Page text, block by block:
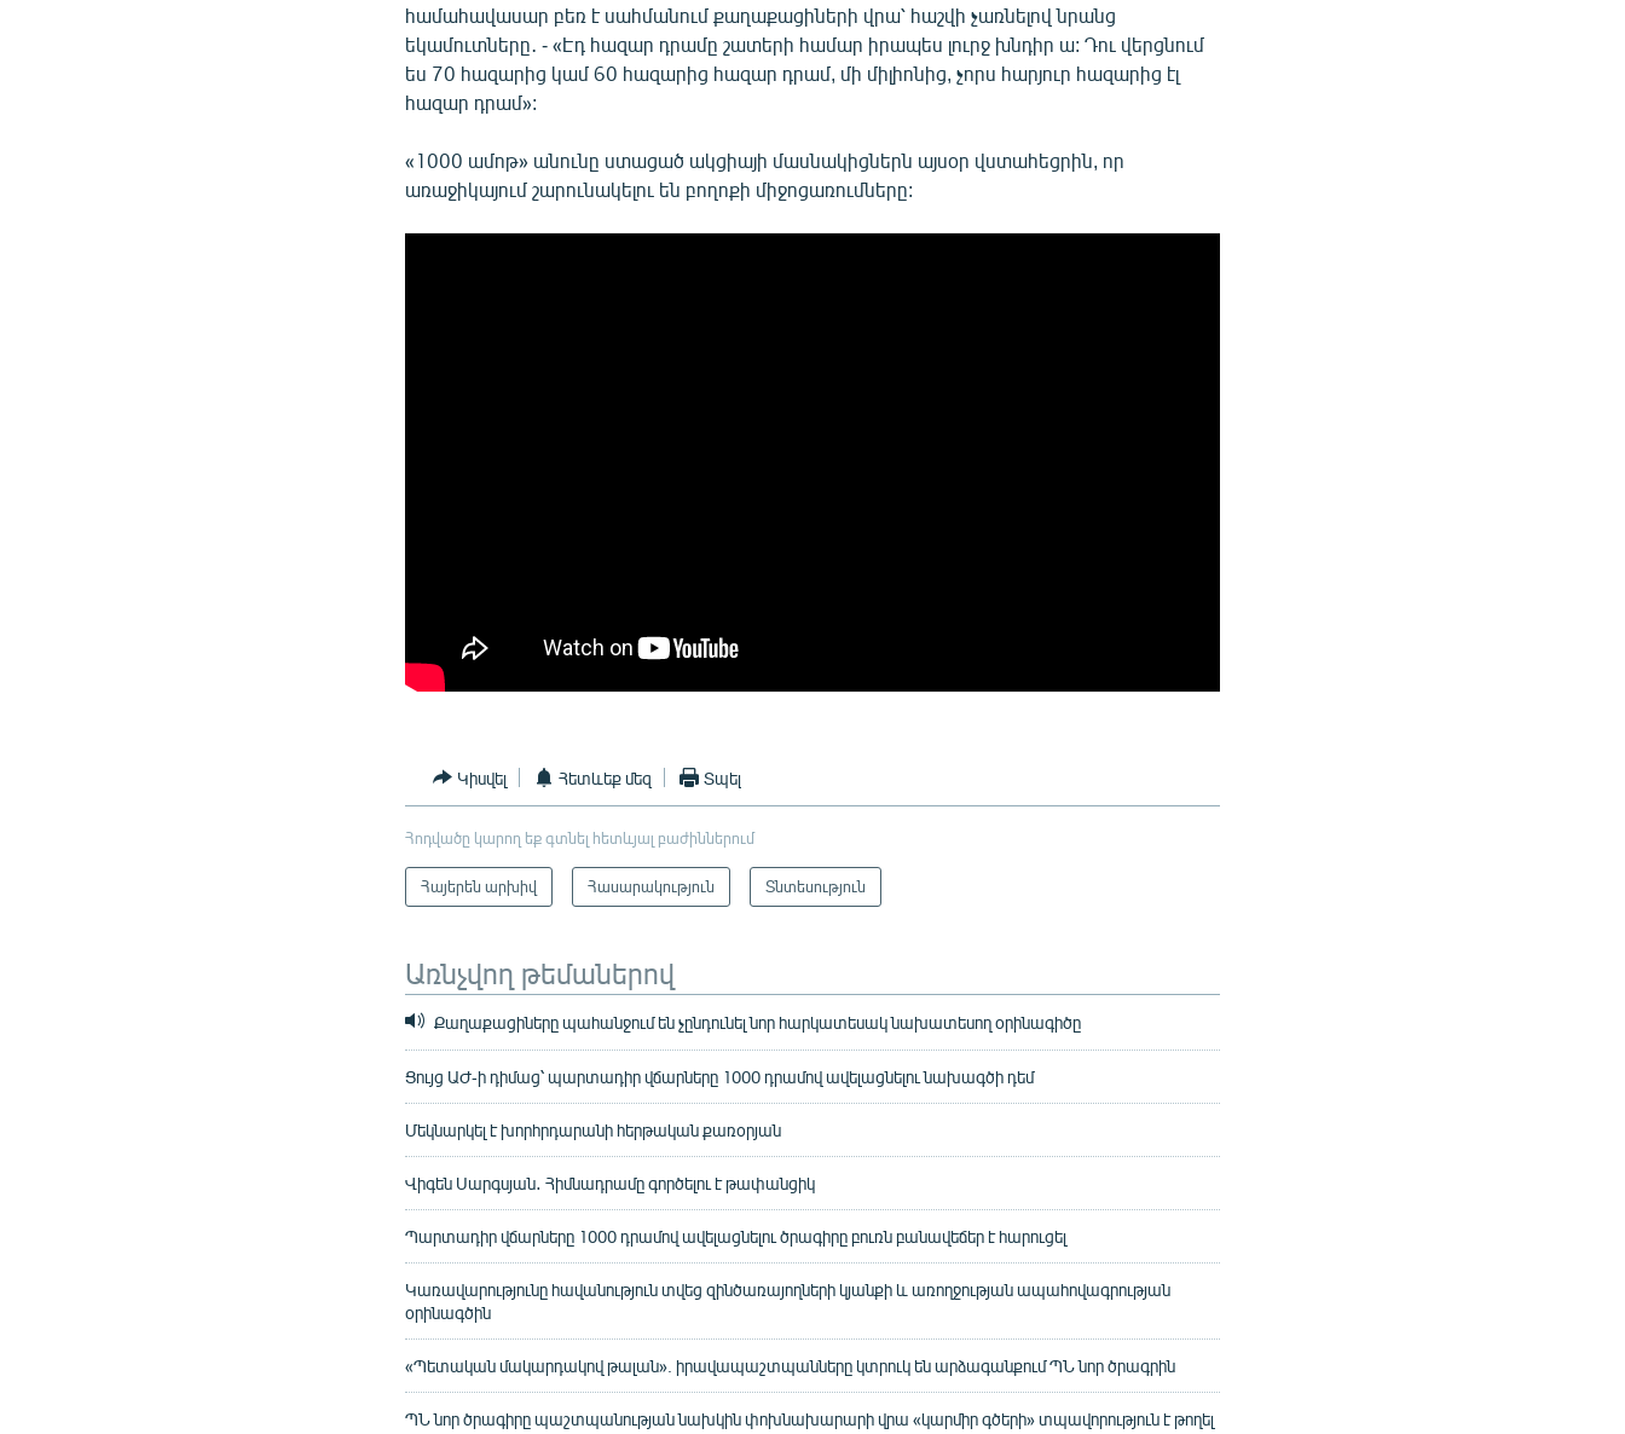
համահավասար բեռ է սահմանում քաղաքացիների վրա՝ հաշվի չառնելով նրանց
եկամուտները․ - «Էդ հազար դրամը շատերի համար իրապես լուրջ խնդիր ա: Դու վերցնում
ես 70 հազարից կամ 60 հազարից հազար դրամ, մի միլիոնից, չորս հարյուր հազարից էլ
հազար դրամ»:
«1000 ամոթ» անունը ստացած ակցիայի մասնակիցներն այսօր վստահեցրին, որ
առաջիկայում շարունակելու են բողոքի միջոցառումները:
Կիսվել Հետևեք մեզ Տպել
Հոդվածը կարող եք գտնել հետևյալ բաժիններում
Հայերեն արխիվ Հասարակություն Տնտեսություն
Առնչվող թեմաներով
Քաղաքացիները պահանջում են չընդունել նոր հարկատեսակ նախատեսող օրինագիծը
Ցույց ԱԺ-ի դիմաց՝ պարտադիր վճարները 1000 դրամով ավելացնելու նախագծի դեմ
Մեկնարկել է խորհրդարանի հերթական քառօրյան
Վիգեն Սարգսյան․ Հիմնադրամը գործելու է թափանցիկ
Պարտադիր վճարները 1000 դրամով ավելացնելու ծրագիրը բուռն բանավեճեր է հարուցել
Կառավարությունը հավանություն տվեց զինծառայողների կյանքի և առողջության ապահովագրության
օրինագծին
«Պետական մակարդակով թալան». իրավապաշտպանները կտրուկ են արձագանքում ՊՆ նոր ծրագրին
ՊՆ նոր ծրագիրը պաշտպանության նախկին փոխնախարարի վրա «կարմիր գծերի» տպավորություն է թողել